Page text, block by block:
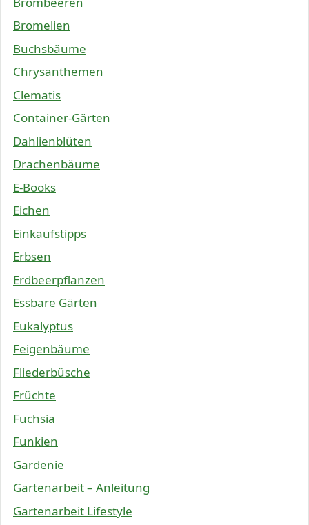
Bromelien
Buchsbäume
Chrysanthemen
Clematis
Container-Gärten
Dahlienblüten
Drachenbäume
E-Books
Eichen
Einkaufstipps
Erbsen
Erdbeerpflanzen
Essbare Gärten
Eukalyptus
Feigenbäume
Fliederbüsche
Früchte
Fuchsia
Funkien
Gardenie
Gartenarbeit – Anleitung
Gartenarbeit Lifestyle